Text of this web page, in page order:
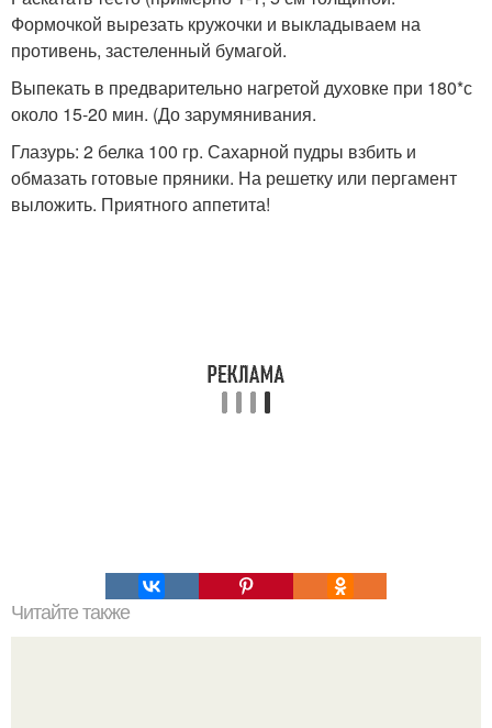
Формочкой вырезать кружочки и выкладываем на
противень, застеленный бумагой.
Выпекать в предварительно нагретой духовке при 180*с
около 15-20 мин. (До зарумянивания.
Глазурь: 2 белка 100 гр. Сахарной пудры взбить и
обмазать готовые пряники. На решетку или пергамент
выложить. Приятного аппетита!
Читайте также